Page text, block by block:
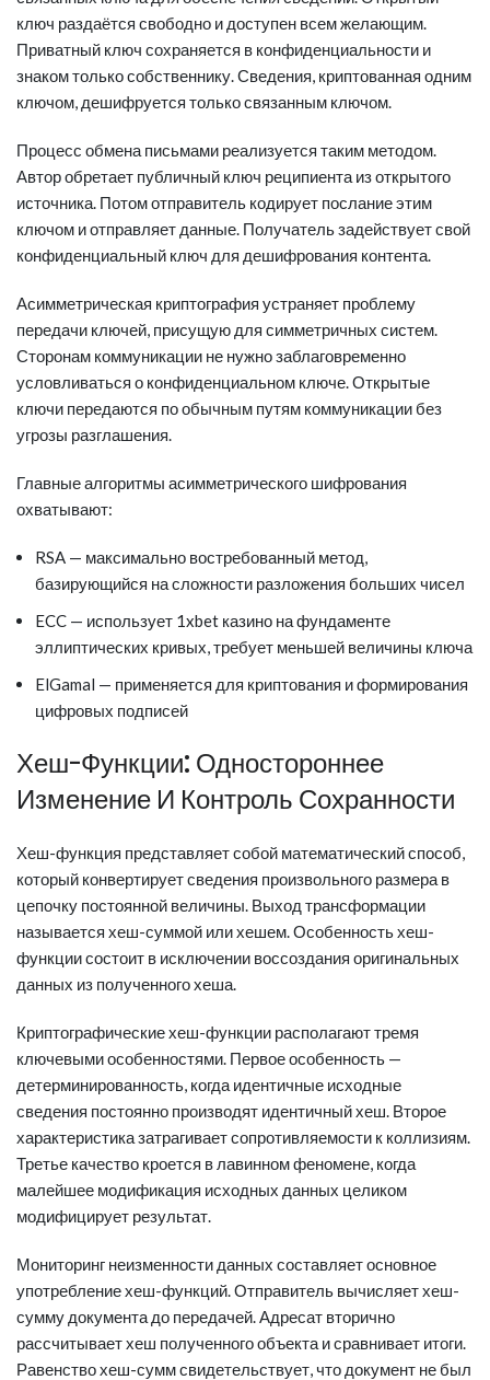
ключ раздаётся свободно и доступен всем желающим.
Приватный ключ сохраняется в конфиденциальности и
знаком только собственнику. Сведения, криптованная одним
ключом, дешифруется только связанным ключом.
Процесс обмена письмами реализуется таким методом.
Автор обретает публичный ключ реципиента из открытого
источника. Потом отправитель кодирует послание этим
ключом и отправляет данные. Получатель задействует свой
конфиденциальный ключ для дешифрования контента.
Асимметрическая криптография устраняет проблему
передачи ключей, присущую для симметричных систем.
Сторонам коммуникации не нужно заблаговременно
условливаться о конфиденциальном ключе. Открытые
ключи передаются по обычным путям коммуникации без
угрозы разглашения.
Главные алгоритмы асимметрического шифрования
охватывают:
RSA — максимально востребованный метод,
базирующийся на сложности разложения больших чисел
ECC — использует 1xbet казино на фундаменте
эллиптических кривых, требует меньшей величины ключа
ElGamal — применяется для криптования и формирования
цифровых подписей
Хеш-Функции: Одностороннее
Изменение И Контроль Сохранности
Хеш-функция представляет собой математический способ,
который конвертирует сведения произвольного размера в
цепочку постоянной величины. Выход трансформации
называется хеш-суммой или хешем. Особенность хеш-
функции состоит в исключении воссоздания оригинальных
данных из полученного хеша.
Криптографические хеш-функции располагают тремя
ключевыми особенностями. Первое особенность —
детерминированность, когда идентичные исходные
сведения постоянно производят идентичный хеш. Второе
характеристика затрагивает сопротивляемости к коллизиям.
Третье качество кроется в лавинном феномене, когда
малейшее модификация исходных данных целиком
модифицирует результат.
Мониторинг неизменности данных составляет основное
употребление хеш-функций. Отправитель вычисляет хеш-
сумму документа до передачей. Адресат вторично
рассчитывает хеш полученного объекта и сравнивает итоги.
Равенство хеш-сумм свидетельствует, что документ не был